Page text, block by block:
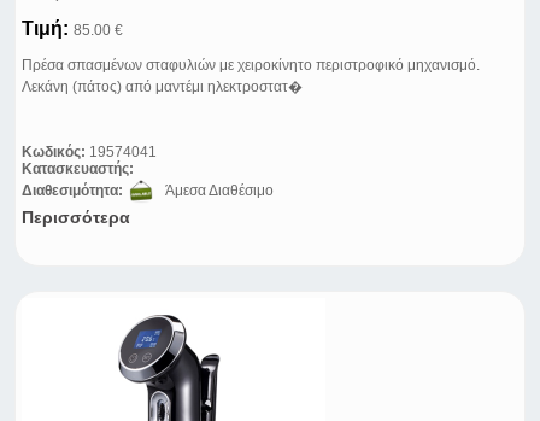
Τιμή: 85.00 €
Πρέσα σπασμένων σταφυλιών με χειροκίνητο περιστροφικό μηχανισμό.
Λεκάνη (πάτος) από μαντέμι ηλεκτροστατ�
Κωδικός: 19574041
Κατασκευαστής:
Διαθεσιμότητα:
Άμεσα Διαθέσιμο
Περισσότερα